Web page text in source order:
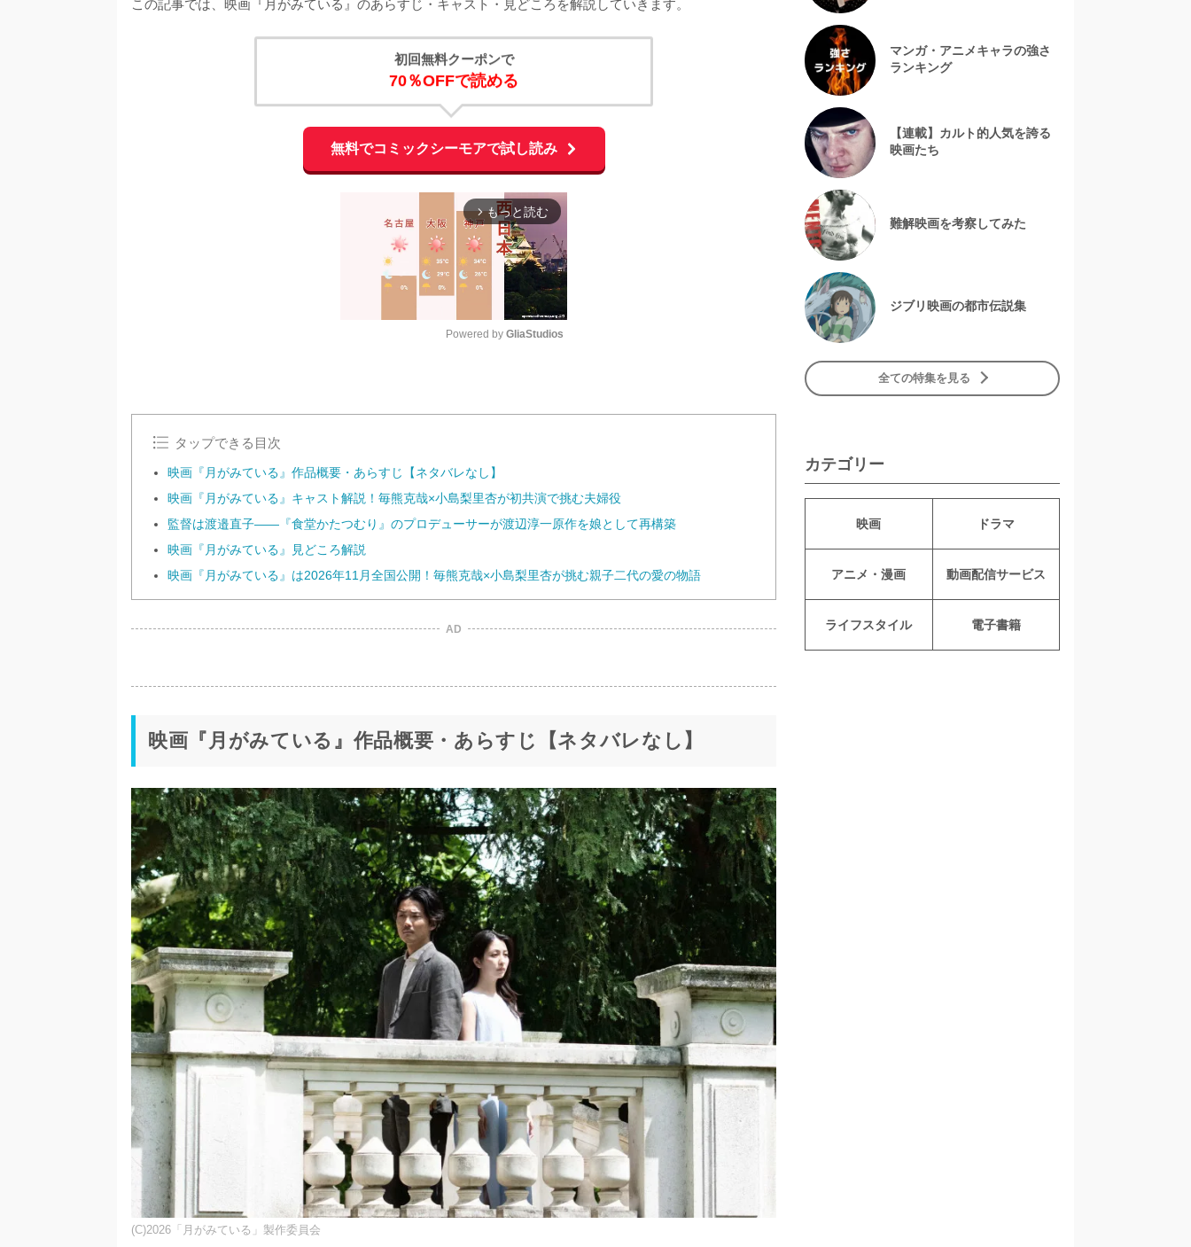
この記事では、映画『月がみている』のあらすじ・キャスト・見どころを解説していきます。
初回無料クーポンで
70％OFFで読める
無料でコミックシーモアで試し読み
arrow_forward_ios もっと読む
Powered by GliaStudios
タップできる目次
映画『月がみている』作品概要・あらすじ【ネタバレなし】
映画『月がみている』キャスト解説！毎熊克哉×小島梨里杏が初共演で挑む夫婦役
監督は渡邉直子——『食堂かたつむり』のプロデューサーが渡辺淳一原作を娘として再構築
映画『月がみている』見どころ解説
映画『月がみている』は2026年11月全国公開！毎熊克哉×小島梨里杏が挑む親子二代の愛の物語
AD
映画『月がみている』作品概要・あらすじ【ネタバレなし】
(C)2026「月がみている」製作委員会
マンガ・アニメキャラの強さ
ランキング
【連載】カルト的人気を誇る
映画たち
難解映画を考察してみた
ジブリ映画の都市伝説集
全ての特集を見る
カテゴリー
映画 ドラマ
アニメ・漫画 動画配信サービス
ライフスタイル 電子書籍